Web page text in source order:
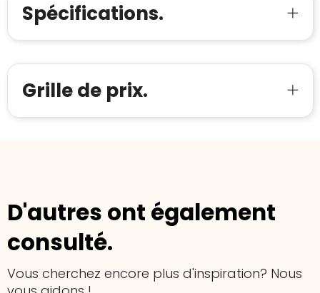
Spécifications.
Grille de prix.
D'autres ont également
consulté.
Vous cherchez encore plus d'inspiration? Nous